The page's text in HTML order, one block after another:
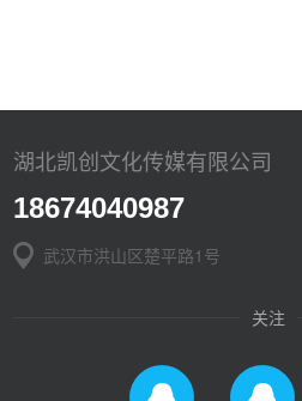
湖北凯创文化传媒有限公司
18674040987
武汉市洪山区楚平路1号
关注